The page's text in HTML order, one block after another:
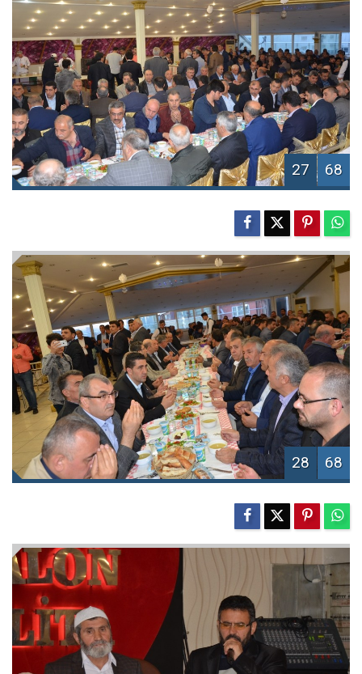
27 68
28 68